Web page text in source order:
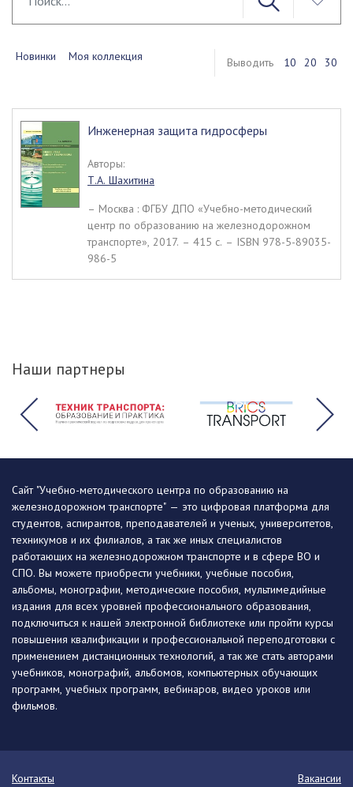
Новинки Моя коллекция Выводить 10 20 30
Инженерная защита гидросферы
Авторы:
Т.А. Шахитина
– Москва : ФГБУ ДПО «Учебно-методический
центр по образованию на железнодорожном
транспорте», 2017. – 415 c. – ISBN 978-5-89035-
986-5
Наши партнеры
Сайт "Учебно-методического центра по образованию на
железнодорожном транспорте" — это цифровая платформа для
студентов, аспирантов, преподавателей и ученых, университетов,
техникумов и их филиалов, а так же иных специалистов
работающих на железнодорожном транспорте и в сфере ВО и
СПО. Вы можете приобрести учебники, учебные пособия,
альбомы, монографии, методические пособия, мультимедийные
издания для всех уровней профессионального образования,
подключиться к нашей электронной библиотеке или пройти курсы
повышения квалификации и профессиональной переподготовки с
применением дистанционных технологий, а так же стать авторами
учебников, монографий, альбомов, компьютерных обучающих
программ, учебных программ, вебинаров, видео уроков или
фильмов.
Контакты Вакансии